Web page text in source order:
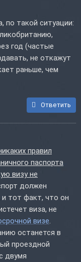
по такой ситуации:
год (частые
не откажут
раньше, чем
Ответить
правил
паспорта
визу не
должен
тот факт, что он
виза, не
визе.
останется в
проездной
двумя